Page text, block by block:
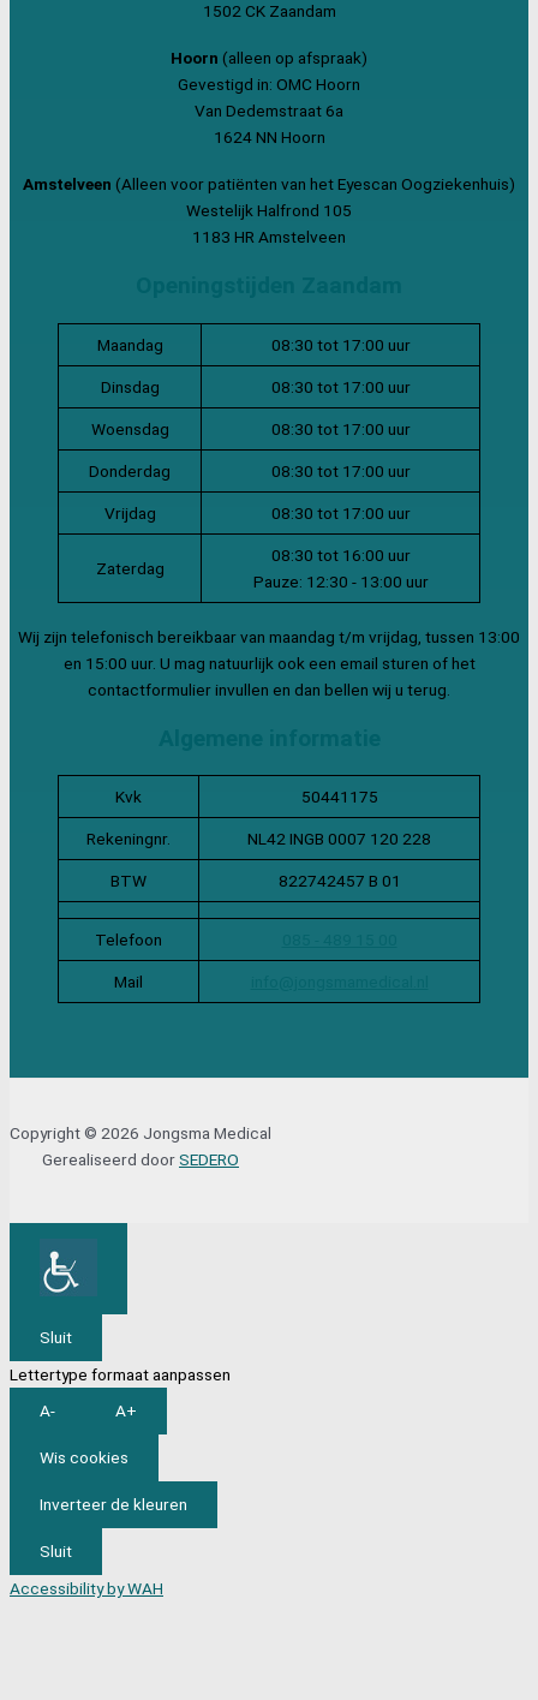
1502 CK Zaandam
Hoorn (alleen op afspraak)
Gevestigd in: OMC Hoorn
Van Dedemstraat 6a
1624 NN Hoorn
Amstelveen (Alleen voor patiënten van het Eyescan Oogziekenhuis)
Westelijk Halfrond 105
1183 HR Amstelveen
Maandag 08:30 tot 17:00 uur
Dinsdag 08:30 tot 17:00 uur
Woensdag 08:30 tot 17:00 uur
Donderdag 08:30 tot 17:00 uur
Vrijdag 08:30 tot 17:00 uur
Zaterdag
08:30 tot 16:00 uur
Pauze: 12:30 - 13:00 uur
Wij zijn telefonisch bereikbaar van maandag t/m vrijdag, tussen 13:00
en 15:00 uur. U mag natuurlijk ook een email sturen of het
contactformulier invullen en dan bellen wij u terug.
Kvk 50441175
Rekeningnr. NL42 INGB 0007 120 228
BTW 822742457 B 01
Telefoon
Mail
Copyright © 2026 Jongsma Medical
Gerealiseerd doorSEDERO
Sluit
Lettertype formaat aanpassen
A-
A+
Wis cookies
Inverteer de kleuren
Sluit
Accessibility by WAH